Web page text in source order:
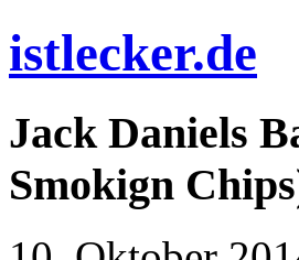
istlecker.de
Jack Daniels
Smokign